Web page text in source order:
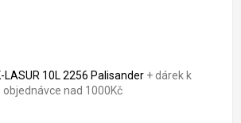
LASUR 10L 2256 Palisander + dárek k
objednávce nad 1000Kč